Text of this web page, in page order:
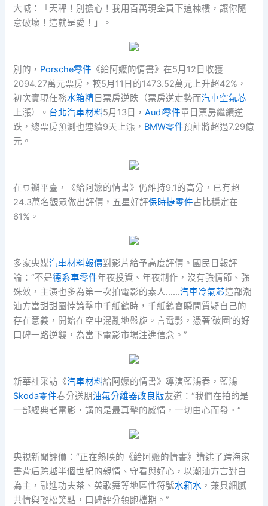
大喊：「天秤！別擔心！我用百萬現金買下這棟樓，讓你隨
意破壞！這就是愛！」。
別的， Porsche零件 《給阿嬤的情書》在5月12日收獲
2094.27萬元票房，較5月11日的1473.52萬元上升超42%，
初次實現任務水箱精 日票房逆跌（票房逆走勢而汽車空氣芯
上漲）。 台北汽車材料5月13日，Audi零件單日票房繼續逆
跌，總票房預測也連續9天上漲， BMW零件預計將超過7.29億
元。
在豆瓣平臺，《給阿嬤的情書》仍維持9.1的高分，已有超
24.3萬名觀眾做出評價，五星好評保時捷零件占比穩定在
61%。
多家央媒汽車材料報價對影片給予高度評價。國民日報評
論：“不是德系車零件年夜投資、年夜制作，沒有強情節、強
殊效，主演也多為第一次拍電影的素人……汽車冷氣芯這部潮
汕方當甜甜圈悖論擊中千紙鶴時，千紙鶴會瞬間質疑自己的
存在意義，開始在空中混亂地盤旋。言電影，憑著‘破圈’的好
口碑一路逆襲，為當下電影市場注進信念。”
新華社采訪《汽車材料給阿嬤的情書》導演藍鴻春，藍鴻
Skoda零件春分送朋油氣分離器改良版友道：“我們在拍的是
一部經典老電影，講的是最真摯的感情，一切由心而發。”
央視新聞評價：“正在熱映的《給阿嬤的情書》講述了跨海家
書背后跨越半個世紀的親情、守看與好心，以潮汕方言對白
為主，融進功夫茶、英歌舞等地區性符號水箱水 ，兼具細膩
共情與輕松笑點，口碑評分領跑檔期。”